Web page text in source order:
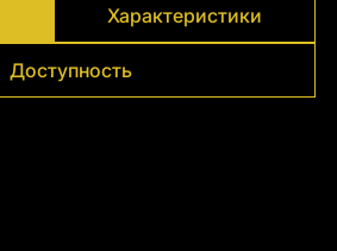
Характеристики
Доступность